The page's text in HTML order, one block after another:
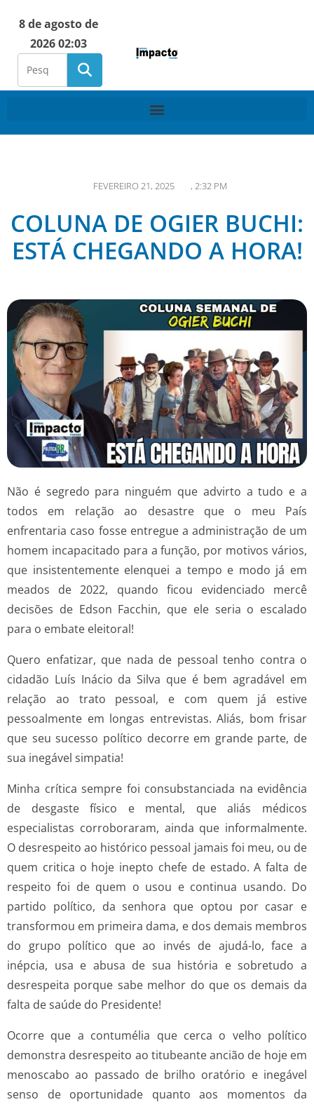
8 de agosto de
2026 02:03
FEVEREIRO 21, 2025 , 2:32 PM
COLUNA DE OGIER BUCHI:
ESTÁ CHEGANDO A HORA!
Não é segredo para ninguém que advirto a tudo e a
todos em relação ao desastre que o meu País
enfrentaria caso fosse entregue a administração de um
homem incapacitado para a função, por motivos vários,
que insistentemente elenquei a tempo e modo já em
meados de 2022, quando ficou evidenciado mercê
decisões de Edson Facchin, que ele seria o escalado
para o embate eleitoral!
Quero enfatizar, que nada de pessoal tenho contra o
cidadão Luís Inácio da Silva que é bem agradável em
relação ao trato pessoal, e com quem já estive
pessoalmente em longas entrevistas. Aliás, bom frisar
que seu sucesso político decorre em grande parte, de
sua inegável simpatia!
Minha crítica sempre foi consubstanciada na evidência
de desgaste físico e mental, que aliás médicos
especialistas corroboraram, ainda que informalmente.
O desrespeito ao histórico pessoal jamais foi meu, ou de
quem critica o hoje inepto chefe de estado. A falta de
respeito foi de quem o usou e continua usando. Do
partido político, da senhora que optou por casar e
transformou em primeira dama, e dos demais membros
do grupo político que ao invés de ajudá-lo, face a
inépcia, usa e abusa de sua história e sobretudo a
desrespeita porque sabe melhor do que os demais da
falta de saúde do Presidente!
Ocorre que a contumélia que cerca o velho político
demonstra desrespeito ao titubeante ancião de hoje em
menoscabo ao passado de brilho oratório e inegável
senso de oportunidade quanto aos momentos da